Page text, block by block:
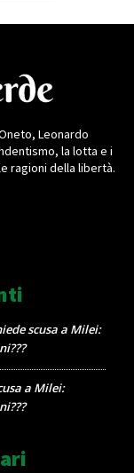
Leonardo
la lotta e i
ragioni della libertà.
scusa a Milei:
a Milei: